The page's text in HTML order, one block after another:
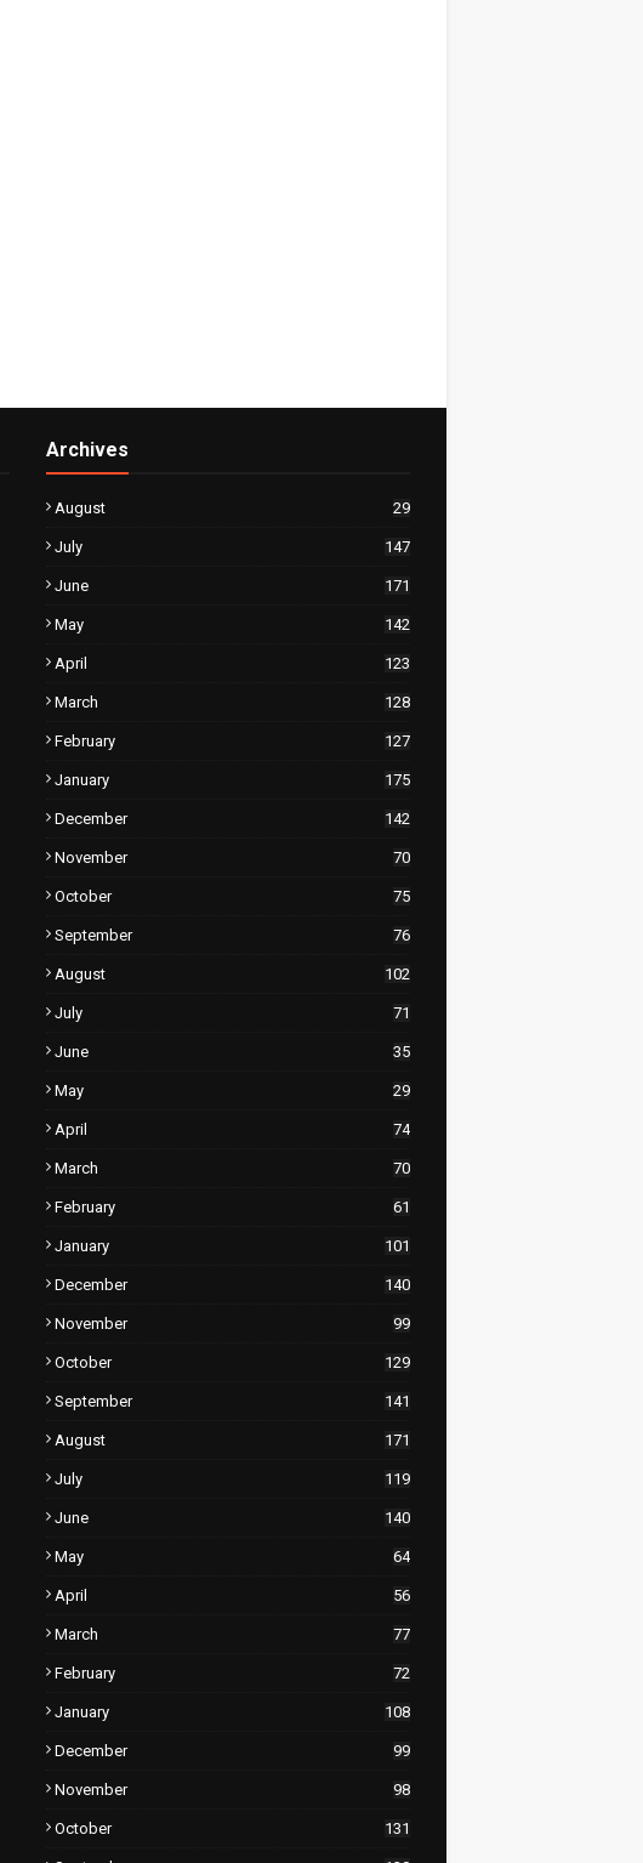
Archives
August 29
July 147
June 171
May 142
April 123
March 128
February 127
January 175
December 142
November 70
October 75
September 76
August 102
July 71
June 35
May 29
April 74
March 70
February 61
January 101
December 140
November 99
October 129
September 141
August 171
July 119
June 140
May 64
April 56
March 77
February 72
January 108
December 99
November 98
October 131